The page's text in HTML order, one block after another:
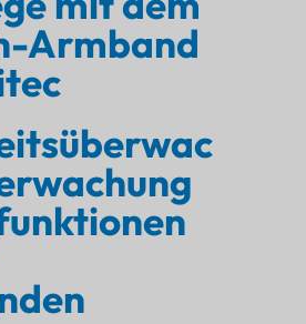
Armband